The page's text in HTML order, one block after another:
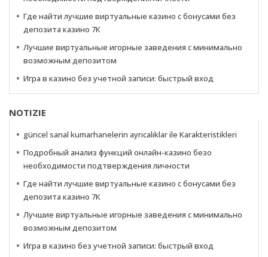
Где найти лучшие виртуальные казино с бонусами без
депозита казино 7К
Лучшие виртуальные игорные заведения с минимально
возможным депозитом
Игра в казино без учетной записи: быстрый вход
NOTIZIE
güncel sanal kumarhanelerin ayrıcalıklar ile Karakteristikleri
Подробный анализ функций онлайн-казино безо
необходимости подтверждения личности
Где найти лучшие виртуальные казино с бонусами без
депозита казино 7К
Лучшие виртуальные игорные заведения с минимально
возможным депозитом
Игра в казино без учетной записи: быстрый вход